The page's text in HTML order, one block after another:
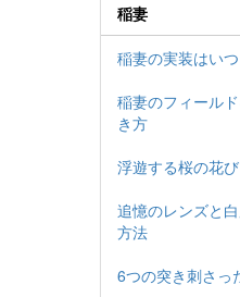
稲妻
稲妻の実装はい
稲妻のフィール
き方
浮遊する桜の花
追憶のレンズと
方法
6つの突き刺さっ